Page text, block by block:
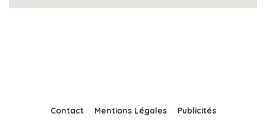
Contact Mentions Légales Publicités